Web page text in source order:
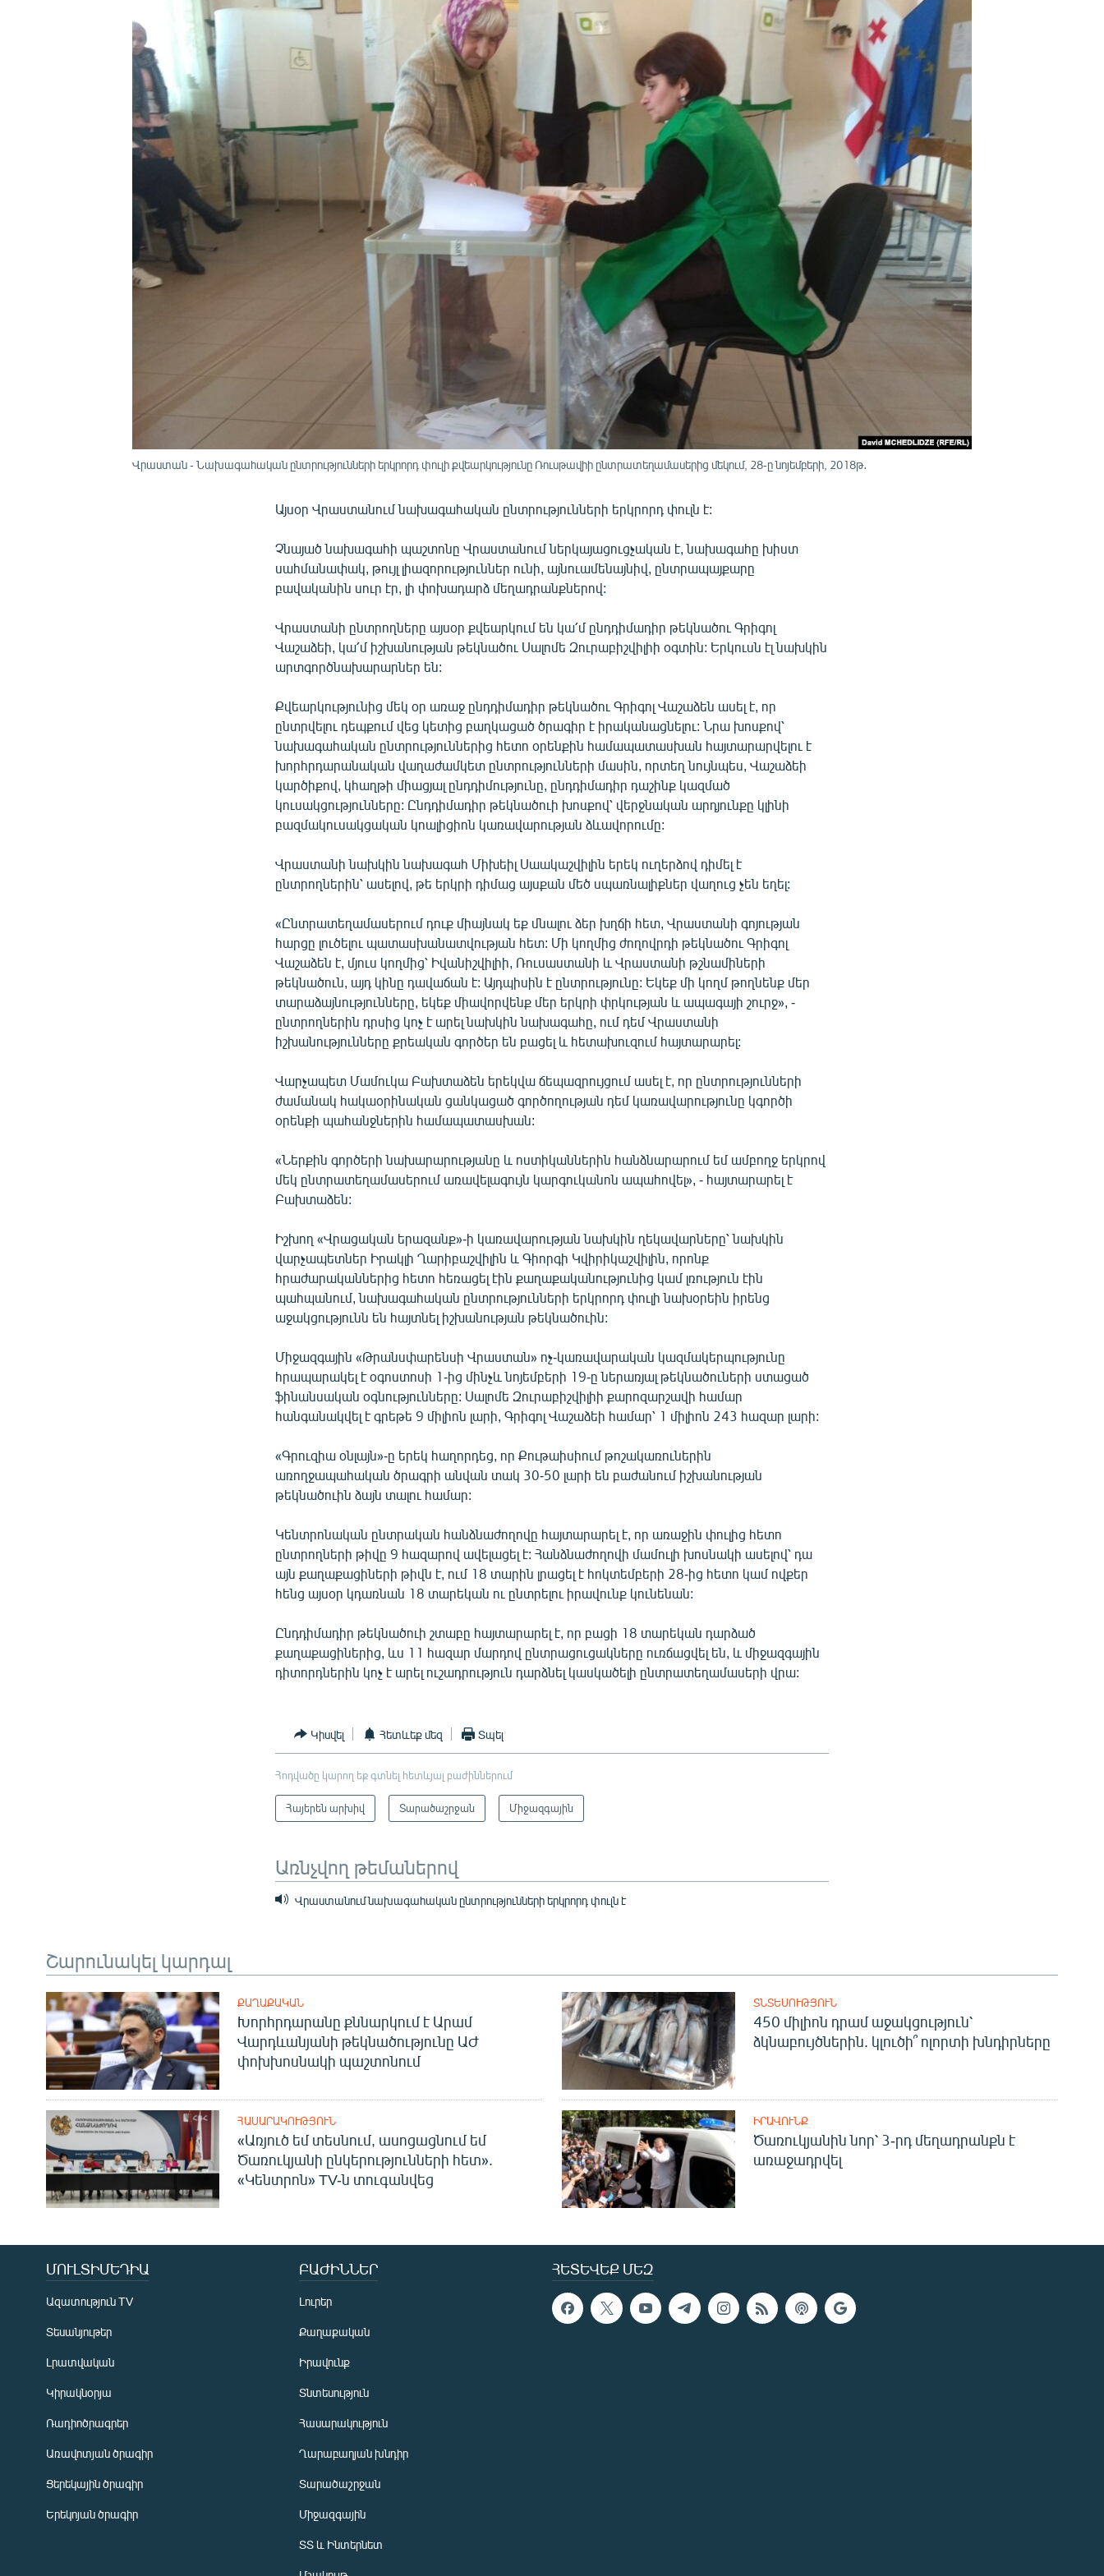
ՄԵԿՆԱԲԱՆՈՒԹՅՈՒՆ
ՁԳՏԵԼՈՎ ԼԱՎԱԳՈՒՅՆԻՆ
Վրաստան - Նախագահական ընտրությունների երկրորդ փուլի քվեարկությունը Ռուսթավիի ընտրատեղամասերից մեկում, 28-ը նոյեմբերի, 2018թ․
Այսօր Վրաստանում նախագահական ընտրությունների երկրորդ փուլն է:
Չնայած նախագահի պաշտոնը Վրաստանում ներկայացուցչական է, նախագահը խիստ
սահմանափակ, թույլ լիազորություններ ունի, այնուամենայնիվ, ընտրապայքարը
բավականին սուր էր, լի փոխադարձ մեղադրանքներով:
Վրաստանի ընտրողները այսօր քվեարկում են կա՛մ ընդդիմադիր թեկնածու Գրիգոլ
Վաշաձեի, կա՛մ իշխանության թեկնածու Սալոմե Զուրաբիշվիլիի օգտին: Երկուսն էլ նախկին
արտգործնախարարներ են:
Քվեարկությունից մեկ օր առաջ ընդդիմադիր թեկնածու Գրիգոլ Վաշաձեն ասել է, որ
ընտրվելու դեպքում վեց կետից բաղկացած ծրագիր է իրականացնելու: Նրա խոսքով՝
նախագահական ընտրություններից հետո օրենքին համապատասխան հայտարարվելու է
խորհրդարանական վաղաժամկետ ընտրությունների մասին, որտեղ նույնպես, Վաշաձեի
կարծիքով, կհաղթի միացյալ ընդդիմությունը, ընդդիմադիր դաշինք կազմած
կուսակցությունները: Ընդդիմադիր թեկնածուի խոսքով՝ վերջնական արդյունքը կլինի
բազմակուսակցական կոալիցիոն կառավարության ձևավորումը:
Վրաստանի նախկին նախագահ Միխեիլ Սաակաշվիլին երեկ ուղերձով դիմել է
ընտրողներին՝ ասելով, թե երկրի դիմաց այսքան մեծ սպառնալիքներ վաղուց չեն եղել:
«Ընտրատեղամասերում դուք միայնակ եք մնալու ձեր խղճի հետ, Վրաստանի գոյության
հարցը լուծելու պատասխանատվության հետ: Մի կողմից ժողովրդի թեկնածու Գրիգոլ
Վաշաձեն է, մյուս կողմից՝ Իվանիշվիլիի, Ռուսաստանի և Վրաստանի թշնամիների
թեկնածուն, այդ կինը դավաճան է: Այդպիսին է ընտրությունը: Եկեք մի կողմ թողնենք մեր
տարաձայնությունները, եկեք միավորվենք մեր երկրի փրկության և ապագայի շուրջ», -
ընտրողներին դրսից կոչ է արել նախկին նախագահը, ում դեմ Վրաստանի
իշխանությունները քրեական գործեր են բացել և հետախուզում հայտարարել:
Վարչապետ Մամուկա Բախտաձեն երեկվա ճեպազրույցում ասել է, որ ընտրությունների
ժամանակ հակաօրինական ցանկացած գործողության դեմ կառավարությունը կգործի
օրենքի պահանջներին համապատասխան:
«Ներքին գործերի նախարարությանը և ոստիկաններին հանձնարարում եմ ամբողջ երկրով
մեկ ընտրատեղամասերում առավելագույն կարգուկանոն ապահովել», - հայտարարել է
Բախտաձեն:
Իշխող «Վրացական երազանք»-ի կառավարության նախկին ղեկավարները՝ նախկին
վարչապետներ Իրակլի Ղարիբաշվիլին և Գիորգի Կվիրիկաշվիլին, որոնք
հրաժարականներից հետո հեռացել էին քաղաքականությունից կամ լռություն էին
պահպանում, նախագահական ընտրությունների երկրորդ փուլի նախօրեին իրենց
աջակցությունն են հայտնել իշխանության թեկնածուին:
Միջազգային «Թրանսփարենսի Վրաստան» ոչ-կառավարական կազմակերպությունը
հրապարակել է օգոստոսի 1-ից մինչև նոյեմբերի 19-ը ներառյալ թեկնածուների ստացած
ֆինանսական օգնությունները: Սալոմե Զուրաբիշվիլիի քարոզարշավի համար
հանգանակվել է գրեթե 9 միլիոն լարի, Գրիգոլ Վաշաձեի համար՝ 1 միլիոն 243 հազար լարի:
«Գրուզիա օնլայն»-ը երեկ հաղորդեց, որ Քութաիսիում թոշակառուներին
առողջապահական ծրագրի անվան տակ 30-50 լարի են բաժանում իշխանության
թեկնածուին ձայն տալու համար:
Կենտրոնական ընտրական հանձնաժողովը հայտարարել է, որ առաջին փուլից հետո
ընտրողների թիվը 9 հազարով ավելացել է: Հանձնաժողովի մամուլի խոսնակի ասելով՝ դա
այն քաղաքացիների թիվն է, ում 18 տարին լրացել է հոկտեմբերի 28-ից հետո կամ ովքեր
հենց այսօր կդառնան 18 տարեկան ու ընտրելու իրավունք կունենան:
Ընդդիմադիր թեկնածուի շտաբը հայտարարել է, որ բացի 18 տարեկան դարձած
քաղաքացիներից, ևս 11 հազար մարդով ընտրացուցակները ուռճացվել են, և միջազգային
դիտորդներին կոչ է արել ուշադրություն դարձնել կասկածելի ընտրատեղամասերի վրա:
Կիսվել Հետևեք մեզ Տպել
Հոդվածը կարող եք գտնել հետևյալ բաժիններում
Հայերեն արխիվ Տարածաշրջան Միջազգային
Առնչվող թեմաներով
Վրաստանում նախագահական ընտրությունների երկրորդ փուլն է
Շարունակել կարդալ
ՔԱՂԱՔԱԿԱՆ
Խորհրդարանը քննարկում է Արամ
Վարդևանյանի թեկնածությունը ԱԺ
փոխխոսնակի պաշտոնում
ՏՆՏԵՍՈՒԹՅՈՒՆ
450 միլիոն դրամ աջակցություն՝
ձկնաբույծներին. կլուծի՞ ոլորտի խնդիրները
ՀԱՍԱՐԱԿՈՒԹՅՈՒՆ
«Առյուծ եմ տեսնում, ասոցացնում եմ
Ծառուկյանի ընկերությունների հետ».
«Կենտրոն» TV-ն տուգանվեց
ԻՐԱՎՈՒՆՔ
Ծառուկյանին նոր՝ 3-րդ մեղադրանքն է
առաջադրվել
ՀԵՏԵՎԵՔ ՄԵԶ
ՄՈՒԼՏԻՄԵԴԻԱ
Ազատություն TV
Տեսանյութեր
Լրատվական
Կիրակնօրյա
Ռադիոծրագրեր
Առավոտյան ծրագիր
Ցերեկային ծրագիր
Երեկոյան ծրագիր
ԲԱԺԻՆՆԵՐ
Լուրեր
Քաղաքական
Իրավունք
Տնտեսություն
Հասարակություն
Ղարաբաղյան խնդիր
Տարածաշրջան
Միջազգային
ՏՏ և Ինտերնետ